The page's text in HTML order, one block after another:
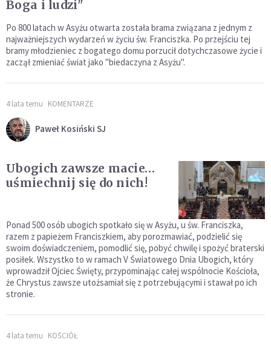
Boga i ludzi"
Po 800 latach w Asyżu otwarta została brama związana z jednym z
najważniejszych wydarzeń w życiu św. Franciszka. Po przejściu tej
bramy młodzieniec z bogatego domu porzucił dotychczasowe życie i
zaczął zmieniać świat jako "biedaczyna z Asyżu".
4 lata temu KOMENTARZE
Paweł Kosiński SJ
Ubogich zawsze macie…
uśmiechnij się do nich!
Ponad 500 osób ubogich spotkało się w Asyżu, u św. Franciszka,
razem z papieżem Franciszkiem, aby porozmawiać, podzielić się
swoim doświadczeniem, pomodlić się, pobyć chwilę i spożyć braterski
posiłek. Wszystko to w ramach V Światowego Dnia Ubogich, który
wprowadził Ojciec Święty, przypominając całej wspólnocie Kościoła,
że Chrystus zawsze utożsamiał się z potrzebującymi i stawał po ich
stronie.
4 lata temu KOŚCIÓŁ